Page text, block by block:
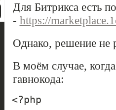
Для Битрикса есть
- https://
Однако, решение не
В моём случае,
гавнокода:
<?php